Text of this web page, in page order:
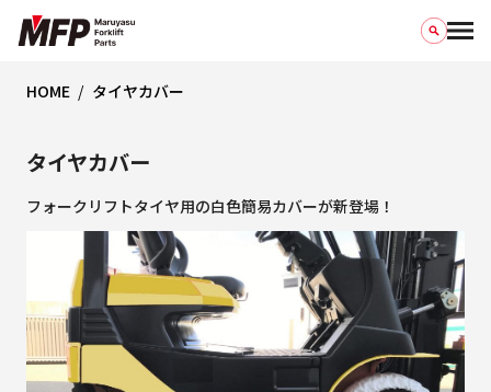
HOME タイヤカバー
タイヤカバー
フォークリフトタイヤ用の白色簡易カバーが新登場！